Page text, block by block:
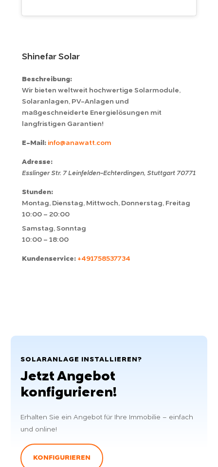
Shinefar Solar
Beschreibung:
Wir bieten weltweit hochwertige Solarmodule,
Solaranlagen, PV-Anlagen und
maßgeschneiderte Energielösungen mit
langfristigen Garantien!
E-Mail: info@anawatt.com
Adresse:
Esslinger Str. 7 Leinfelden-Echterdingen, Stuttgart 70771
Stunden:
Montag, Dienstag, Mittwoch, Donnerstag, Freitag
10:00 – 20:00
Samstag, Sonntag
10:00 – 18:00
Kundenservice: +491758537734
SOLARANLAGE INSTALLIEREN?
Jetzt Angebot
konfigurieren!
Erhalten Sie ein Angebot für Ihre Immobilie – einfach
und online!
KONFIGURIEREN